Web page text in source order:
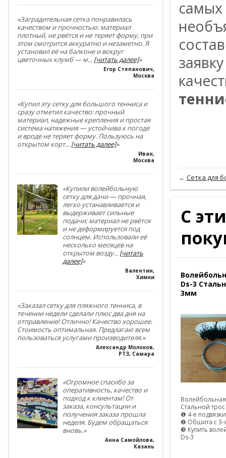
«Заградительная сетка понравилась
качеством и прочностью: материал
плотный, не рвётся и не теряет форму, при
этом смотрится аккуратно и незаметно. Я
установил её на балконе и вокруг
цветочных клумб — м... [читать далее]»
Егор Степанович,
Москва
«Купил эту сетку для большого тенниса и
сразу отметил качество: прочный
материал, надежные крепления и простая
система натяжения — устойчива к погоде
и вроде не теряет форму. Пользуюсь на
открытом корт... [читать далее]»
Иван,
Москва
«Купили волейбольную
сетку для дачи — прочная,
легко устанавливается и
выдерживает сильные
подачи; материал не рвётся
и не деформируется под
солнцем. Использовали её
несколько месяцев на
открытом возду... [читать
далее]»
Валентин,
Химки
«Заказал сетку для пляжного тенниса, в
течении недели сделали плюс два дня на
отправление! Отлично! Качество хорошее.
Стоимость оптимальная. Предлагаю всем
пользоваться услугами производителя.»
Александр Молоков,
РТЗ, Самара
«Огромное спасибо за
оперативность, качество и
подход к клиентам! От
заказа, консультации и
получения заказа прошла
неделя. Будем обращаться
вновь.»
Анна Самойлова,
Казань
caмых
← Сетка для
С
Ds-3
3мм
Волейбольная
Стальной
❶ 4-е подвязки
❷ Обшита с 3-
❸ Купить
Ds-3